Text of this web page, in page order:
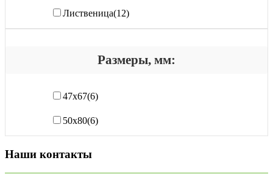
Лиственица(12)
Размеры, мм:
47х67(6)
50х80(6)
Наши контакты